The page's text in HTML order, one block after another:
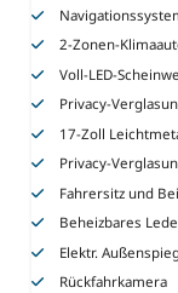
2-Zonen-
Voll-LED-
Privacy-
17-Zoll
Privacy-
Fahrersitz und
Beheizbares
Elektr.
Rückfahrkamera